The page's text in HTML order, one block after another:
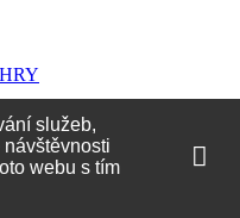
služeb,
webu s tím